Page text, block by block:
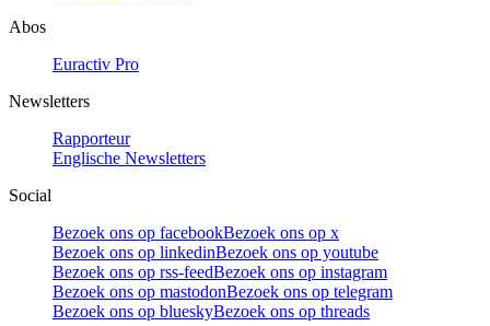
Abos
Euractiv Pro
Newsletters
Rapporteur
Englische Newsletters
Social
Bezoek ons op facebookBezoek ons op x
Bezoek ons op linkedinBezoek ons op youtube
Bezoek ons op rss-feedBezoek ons op instagram
Bezoek ons op mastodonBezoek ons op telegram
Bezoek ons op blueskyBezoek ons op threads